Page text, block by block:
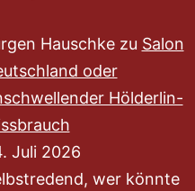
Hauschkezu Salon
oder
Hölderlin-
Juli 2026
wer könnte